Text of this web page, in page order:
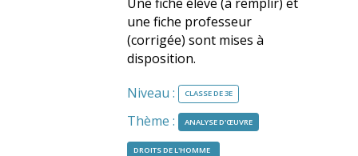
une fiche professeur
(corrigée) sont mises à
disposition.
Niveau :
CLASSE DE 3E
Thème : ANALYSE D'ŒUVRE
DROITS DE L'HOMME